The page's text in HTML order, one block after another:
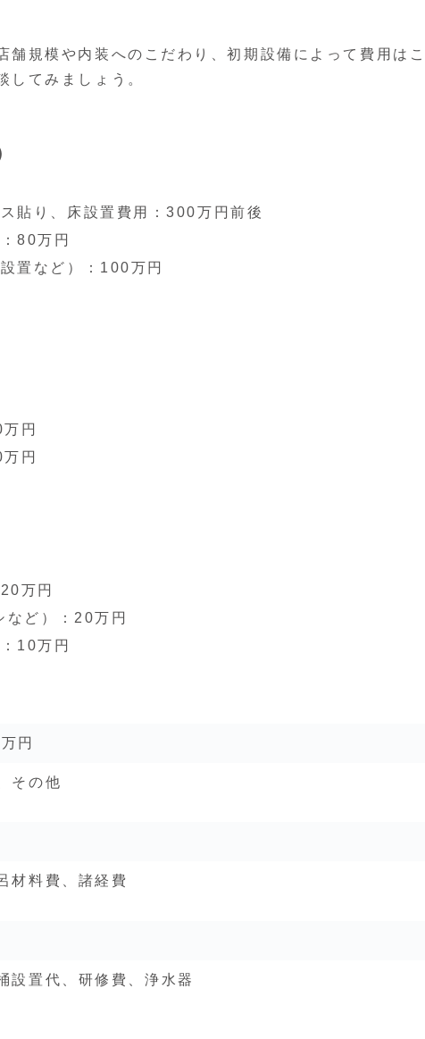
規模や内装へのこだわり、初期設備によって費用はこ
してみましょう。
貼り、床設置費用：300万円前後
80万円
置など）：100万円
円
円
万円
ど）：20万円
10万円
円
その他
材料費、諸経費
設置代、研修費、浄水器